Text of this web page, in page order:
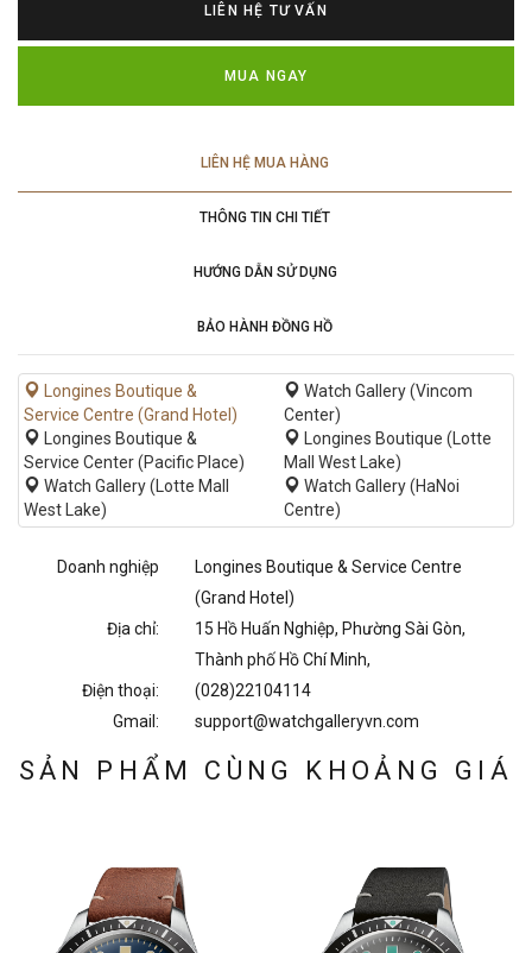
LIÊN HỆ TƯ VẤN
MUA NGAY
LIÊN HỆ MUA HÀNG
THÔNG TIN CHI TIẾT
HƯỚNG DẪN SỬ DỤNG
BẢO HÀNH ĐỒNG HỒ
Longines Boutique &
Service Centre (Grand Hotel)
Watch Gallery (Vincom
Center)
Longines Boutique &
Service Center (Pacific Place)
Longines Boutique (Lotte
Mall West Lake)
Watch Gallery (Lotte Mall
West Lake)
Watch Gallery (HaNoi
Centre)
Doanh nghiệp
Longines Boutique & Service Centre
(Grand Hotel)
Địa chỉ:
15 Hồ Huấn Nghiệp, Phường Sài Gòn,
Thành phố Hồ Chí Minh,
Điện thoại:
(028)22104114
Gmail:
support@watchgalleryvn.com
SẢN PHẨM CÙNG KHOẢNG GIÁ